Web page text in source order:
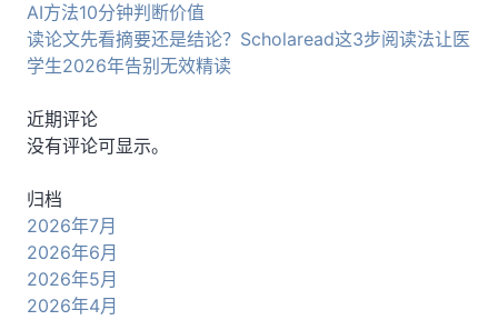
AI方法10分钟判断价值
读论文先看摘要还是结论？Scholaread这3步阅读法让医
学生2026年告别无效精读
近期评论
没有评论可显示。
归档
2026年7月
2026年6月
2026年5月
2026年4月